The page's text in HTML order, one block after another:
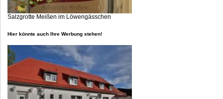
Salzgrotte Meißen im Löwengässchen
Hier könnte auch Ihre Werbung stehen!